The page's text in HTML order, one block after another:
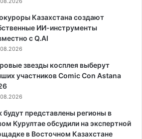
Казахстана создают
ИИ-инструменты
с Q.AI
звезды косплея выберут
участников Comic Con Astana
будут представлены регионы в
Курултае обсудили на экспертной
в Восточном Казахстане